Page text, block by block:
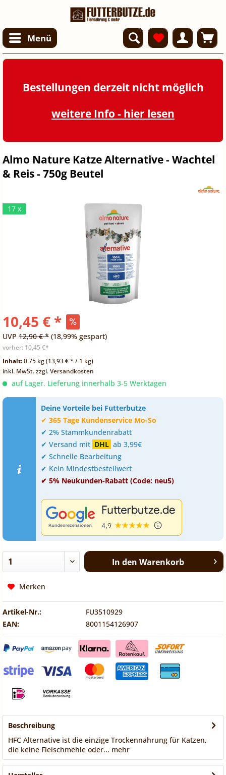
Menü
Bestellungen derzeit nicht möglich
weitere Info - hier lesen
Almo Nature Katze Alternative - Wachtel
& Reis - 750g Beutel
17 x
10,45 € *
UVP 12,90 € * (18,99% gespart)
vorher: 10,45 €*
Inhalt:0.75 kg (13,93 € * / 1 kg)
inkl. MwSt.zzgl. Versandkosten
auf Lager. Lieferung innerhalb 3-5 Werktagen
Deine Vorteile bei Futterbutze
✔ 365 Tage Kundenservice Mo-So
✔ 2% Stammkundenrabatt
✔ Versand mit DHL ab 3,99€
✔ Schnelle Bearbeitung
✔ Kein Mindestbestellwert
✔ 5% Neukunden-Rabatt (Code: neu5)
In den Warenkorb
Merken
Artikel-Nr.:
FU3510929
EAN:
8001154126907
Beschreibung
HFC Alternative ist die einzige Trockennahrung für Katzen,
die keine Fleischmehle oder... mehr